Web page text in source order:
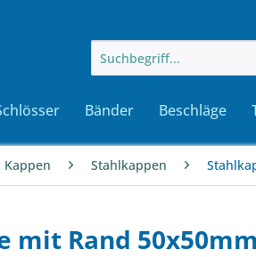
Bänder Beschläge
Kappen Stahlkappen
mit Rand